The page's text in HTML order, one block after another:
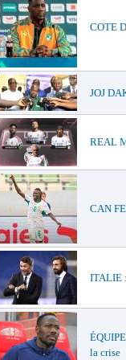
COTE
JOJ
REAL
CAN
ITALIE
la crise